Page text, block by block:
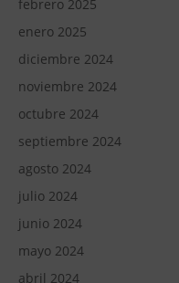
febrero 2025
enero 2025
diciembre 2024
noviembre 2024
octubre 2024
septiembre 2024
agosto 2024
julio 2024
junio 2024
mayo 2024
abril 2024